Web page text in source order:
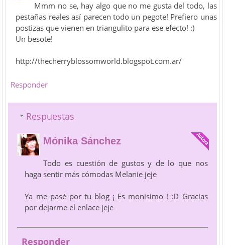
Mmm no se, hay algo que no me gusta del todo, las
pestañas reales así parecen todo un pegote! Prefiero unas
postizas que vienen en triangulito para ese efecto! :)
Un besote!
http://thecherryblossomworld.blogspot.com.ar/
Responder
Respuestas
Mónika Sánchez
Todo es cuestión de gustos y de lo que nos
haga sentir más cómodas Melanie jeje
Ya me pasé por tu blog ¡ Es monisimo ! :D Gracias
por dejarme el enlace jeje
Responder